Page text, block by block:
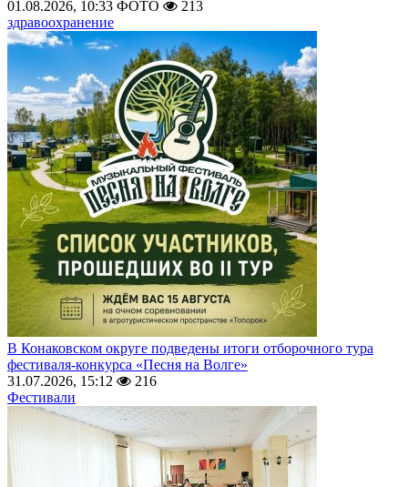
01.08.2026, 10:33 ФОТО
213
здравоохранение
В Конаковском округе подведены итоги отборочного тура
фестиваля-конкурса «Песня на Волге»
31.07.2026, 15:12
216
Фестивали